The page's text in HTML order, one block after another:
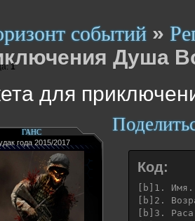
событий »
Душа
для
1
ГАНС
года 2015/2017
Код:
[b]1.
[b]2.
[b]3.